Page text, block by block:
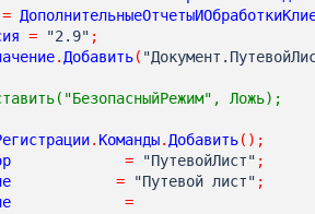
=
= "2.9" ;
. Добавить(
Ложь);
. Команды. Добавить();
= "ПутевойЛист" ;
= "Путевой лист" ;
=